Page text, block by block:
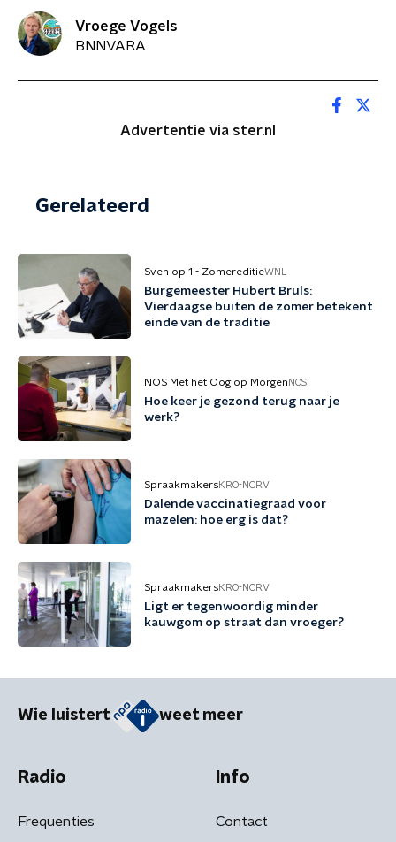
Vroege Vogels
BNNVARA
Advertentie via ster.nl
Gerelateerd
Sven op 1 - ZomereditieWNL
Burgemeester Hubert Bruls:
Vierdaagse buiten de zomer betekent
einde van de traditie
NOS Met het Oog op Morgen NOS
Hoe keer je gezond terug naar je
werk?
SpraakmakersKRO-NCRV
Dalende vaccinatiegraad voor
mazelen: hoe erg is dat?
SpraakmakersKRO-NCRV
Ligt er tegenwoordig minder
kauwgom op straat dan vroeger?
Wie luistert weet meer
Radio
Frequenties
Info
Contact